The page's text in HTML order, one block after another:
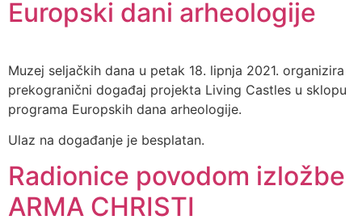
Europski dani arheologije
Muzej seljačkih dana u petak 18. lipnja 2021. organizira
prekogranični događaj projekta Living Castles u sklopu
programa Europskih dana arheologije.
Ulaz na događanje je besplatan.
Radionice povodom izložbe
ARMA CHRISTI